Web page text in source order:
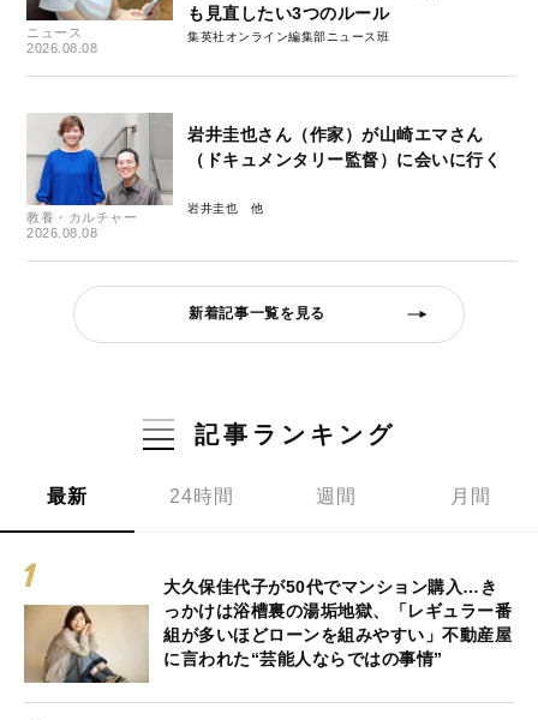
ニュース
2026.08.08
も見直したい3つのルール
集英社オンライン編集部ニュース班
教養・カルチャー
2026.08.08
岩井圭也さん（作家）が山崎エマさん
（ドキュメンタリー監督）に会いに行く
岩井圭也
新着記事一覧を見る
記事ランキング
最新 24時間 週間 月間
大久保佳代子が50代でマンション購入…き
っかけは浴槽裏の湯垢地獄、「レギュラー番
組が多いほどローンを組みやすい」不動産屋
に言われた“芸能人ならではの事情”